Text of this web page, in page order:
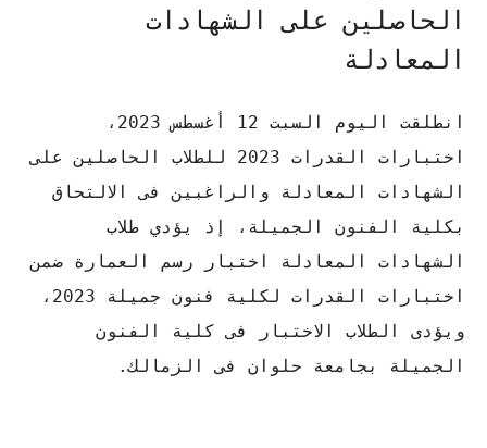
الحاصلين على الشهادات
المعادلة
انطلقت اليوم السبت 12 أغسطس 2023،
اختبارات القدرات 2023 للطلاب الحاصلين على
الشهادات المعادلة والراغبين فى الالتحاق
بكلية الفنون الجميلة، إذ يؤدي طلاب
الشهادات المعادلة اختبار رسم العمارة ضمن
اختبارات القدرات لكلية فنون جميلة 2023،
ويؤدى الطلاب الاختبار فى كلية الفنون
الجميلة بجامعة حلوان فى الزمالك.